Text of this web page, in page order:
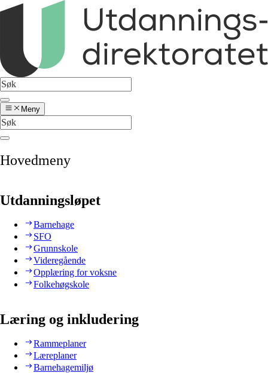
Meny
Hovedmeny
Utdanningsløpet
Barnehage
SFO
Grunnskole
Videregående
Opplæring for voksne
Folkehøgskole
Læring og inkludering
Rammeplaner
Læreplaner
Barnehagemiljø